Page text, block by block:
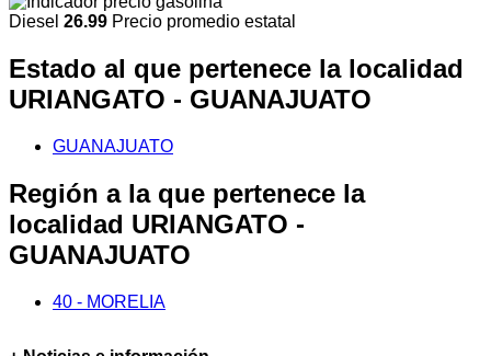
Diesel 26.99 Precio promedio estatal
Estado al que pertenece la localidad
URIANGATO - GUANAJUATO
GUANAJUATO
Región a la que pertenece la
localidad URIANGATO -
GUANAJUATO
40 - MORELIA